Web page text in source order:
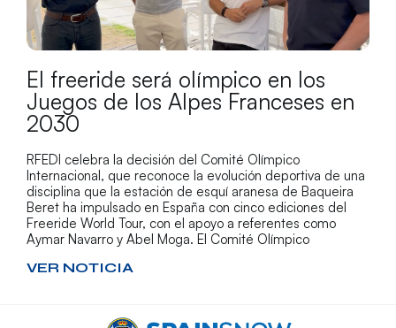
El freeride será olímpico en los
Juegos de los Alpes Franceses en
2030
RFEDI celebra la decisión del Comité Olímpico
Internacional, que reconoce la evolución deportiva de una
disciplina que la estación de esquí aranesa de Baqueira
Beret ha impulsado en España con cinco ediciones del
Freeride World Tour, con el apoyo a referentes como
Aymar Navarro y Abel Moga. El Comité Olímpico
VER NOTICIA